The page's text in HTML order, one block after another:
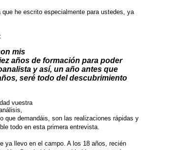
que he escrito especialmente para ustedes, ya
mis
años de formación para poder
y así, un año antes que
seré todo del descubrimiento
vuestra
que demandáis, son las realizaciones rápidas y
todo en esta primera entrevista.
ya llevo en el campo. A los 18 años, recién